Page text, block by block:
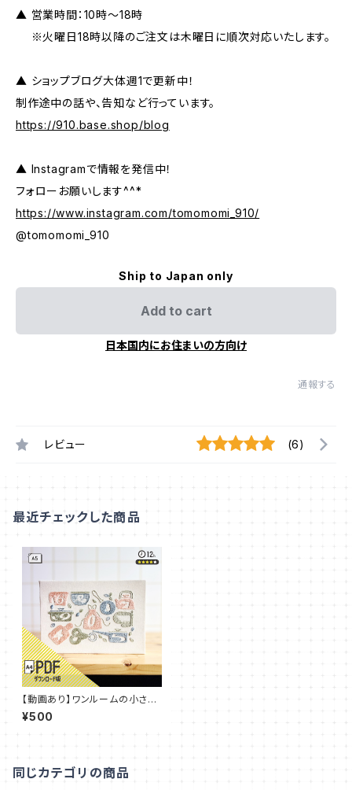
▲ 営業時間：10時～18時
※火曜日18時以降のご注文は木曜日に順次対応いたします。
▲ ショップブログ大体週1で更新中！
制作途中の話や、告知など行っています。
https://910.base.shop/blog
▲ Instagramで情報を発信中！
フォローお願いします^^*
https://www.instagram.com/tomomomi_910/
@tomomomi_910
Ship to Japan only
Add to cart
日本国内にお住まいの方向け
通報する
レビュー (6)
最近チェックした商品
【動画あり】ワンルームの小さな
台所【PDFダウンロード】：PDF_
P08
¥500
同じカテゴリの商品